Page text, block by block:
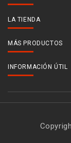
LA TIENDA
MÁS PRODUCTOS
INFORMACIÓN ÚTIL